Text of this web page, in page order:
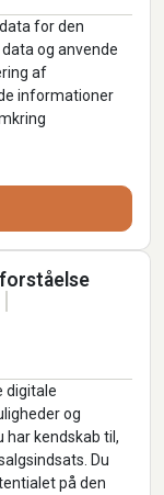
for den
og anvende
af
informationer
digitale
og
har kendskab til,
Du
på den